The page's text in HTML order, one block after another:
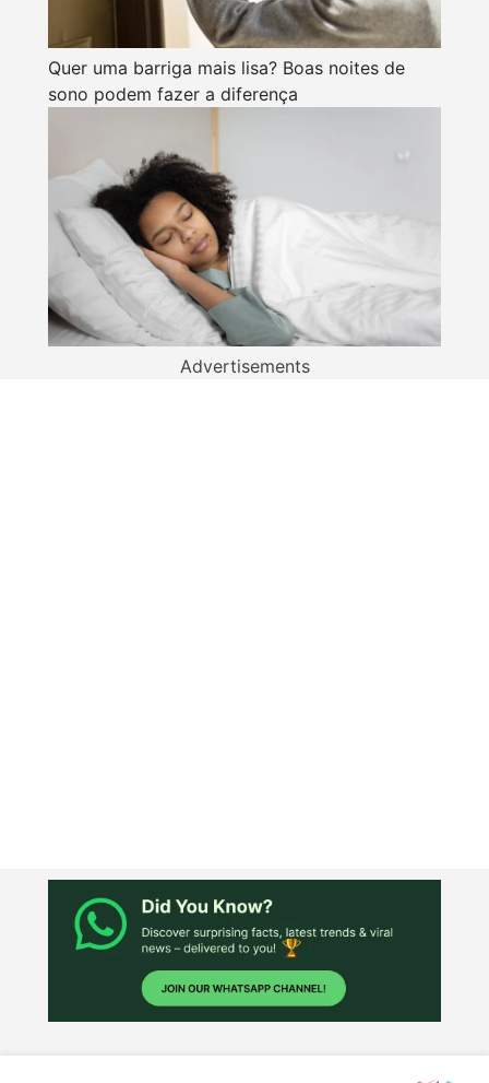
Quer uma barriga mais lisa? Boas noites de
sono podem fazer a diferença
Advertisements